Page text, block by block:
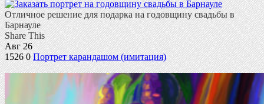
Отличное решение для подарка на годовщину свадьбы в
Барнауле
Share This
Авг 26
15260 Портрет карандашом (имитация)